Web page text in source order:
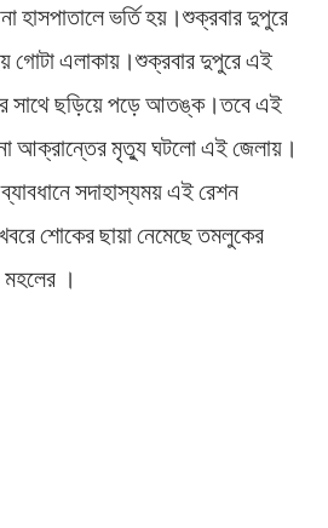
হাসপাতালে ভর্তি হয়।শুক্রবার দুপুরে
গোটা এলাকায়।শুক্রবার দুপুরে এই
সাথে ছড়িয়ে পড়ে আতঙ্ক।তবে এই
আক্রান্তের মৃত্যু ঘটলো এই জেলায়।
সদাহাস্যময় এই রেশন
শোকের ছায়া নেমেছে তমলুকের
মহলের ।